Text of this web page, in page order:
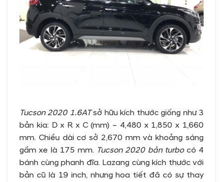
Tucson 2020 1.6ATsở hữu kích thước giống như 3
bản kia: D x R x C (mm) – 4,480 x 1,850 x 1,660
mm. Chiều dài cơ sở 2,670 mm và khoảng sáng
gầm xe là 175 mm. Tucson 2020 bản turbo có 4
bánh cùng phanh đĩa. Lazang cùng kích thước với
bản cũ là 19 inch, nhưng hoa tiết đã có sự thay